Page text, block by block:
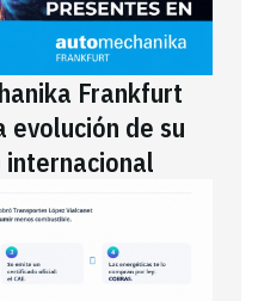
Frankfurt
de su